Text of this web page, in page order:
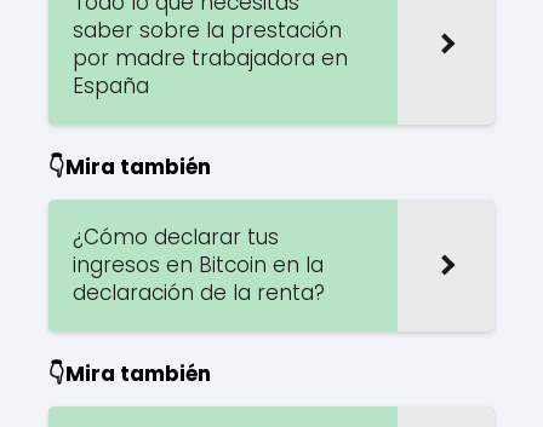
saber sobre la prestación
por madre trabajadora en
España
👇Mira también
¿Cómo declarar tus
ingresos en Bitcoin en la
declaración de la renta?
👇Mira también